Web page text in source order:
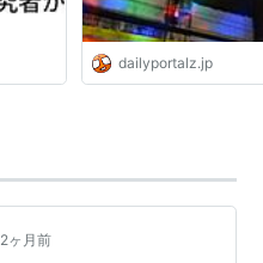
dailyportalz.jp
2ヶ月前